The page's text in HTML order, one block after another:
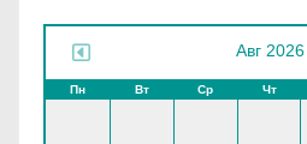
Авг 2026
Пн Вт Ср Чт